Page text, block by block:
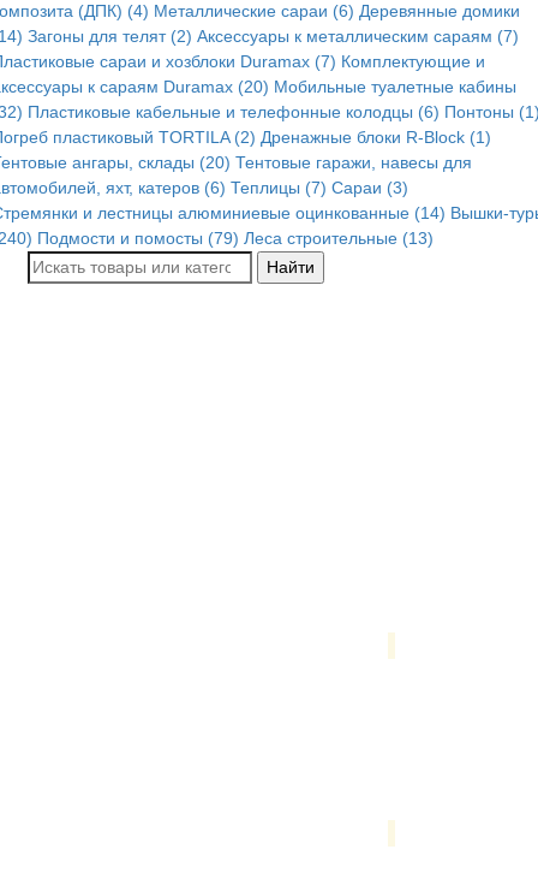
(ДПК) (4) Металлические сараи (6) Деревянные домики
Загоны для телят (2) Аксессуары к металлическим сараям (7)
сараи и хозблоки Duramax (7) Комплектующие и
к сараям Duramax (20) Мобильные туалетные кабины
Пластиковые кабельные и телефонные колодцы (6) Понтоны
пластиковый TORTILA (2) Дренажные блоки R-Block (1)
ангары, склады (20) Тентовые гаражи, навесы для
яхт, катеров (6) Теплицы (7) Сараи (3)
и лестницы алюминиевые оцинкованные (14) Вышки-
Подмости и помосты (79) Леса строительные (13)
Найти